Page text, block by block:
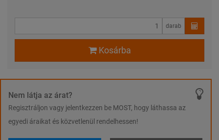
darab
Kosárba
Nem látja az árat?
Regisztráljon vagy jelentkezzen be MOST, hogy láthassa az
egyedi áraikat és közvetlenül rendelhessen!